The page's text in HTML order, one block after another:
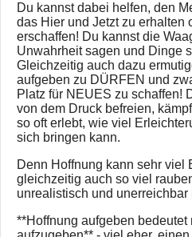
Du kannst dabei helfen, den
das Hier und Jetzt zu erhalten
erschaffen! Du kannst die
Unwahrheit sagen und Dinge
Gleichzeitig auch dazu
aufgeben zu DÜRFEN und
Platz für NEUES zu schaffen!
von dem Druck befreien,
so oft erlebt, wie viel
sich bringen kann.
Denn Hoffnung kann sehr viel
gleichzeitig auch so viel
unrealistisch und unerreichbar
**Hoffnung aufgeben bedeutet